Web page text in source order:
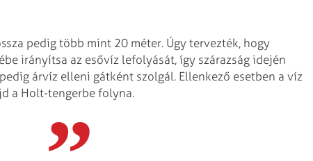
pedig több mint 20 méter. Úgy tervezték, hogy
irányítsa az esővíz lefolyását, így szárazság idején
árvíz elleni gátként szolgál. Ellenkező esetben a víz
a Holt-tengerbe folyna.